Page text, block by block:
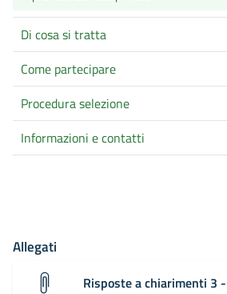
Di cosa si tratta
Come partecipare
Procedura selezione
Informazioni e contatti
Allegati
Risposte a chiarimenti 3